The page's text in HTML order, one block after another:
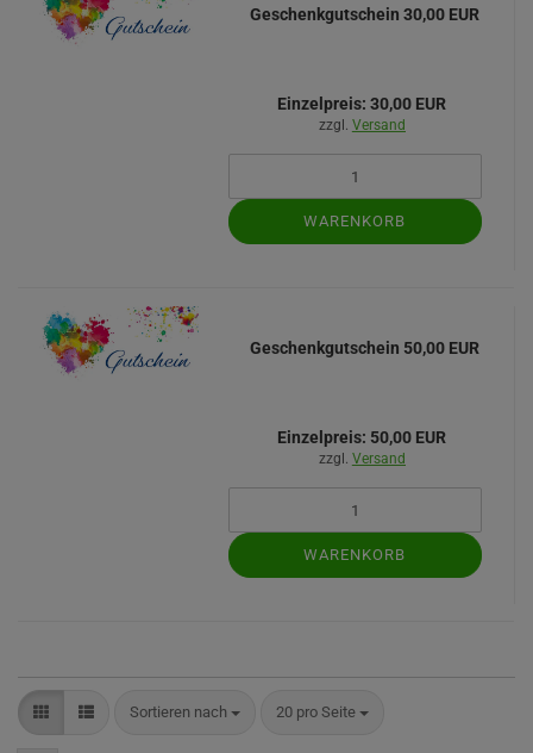
Geschenkgutschein 30,00 EUR
Einzelpreis: 30,00 EUR
zzgl. Versand
WARENKORB
Geschenkgutschein 50,00 EUR
Einzelpreis: 50,00 EUR
zzgl. Versand
WARENKORB
Sortieren nach
Sortieren nach 20 pro Seite
pro Seite